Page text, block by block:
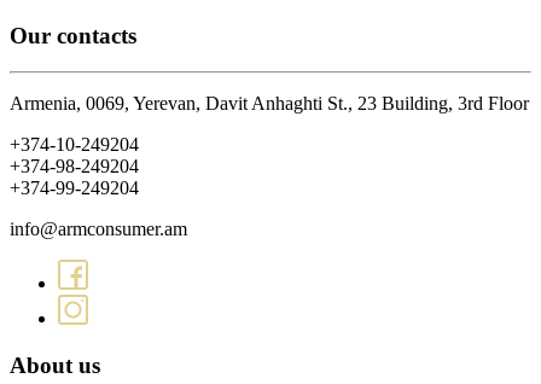
Our contacts
Armenia, 0069, Yerevan, Davit Anhaghti St., 23 Building, 3rd Floor
+374-10-249204
+374-98-249204
+374-99-249204
info@armconsumer.am
About us